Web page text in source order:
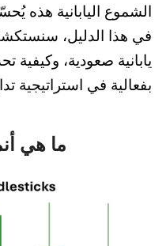
الشموع اليابانية هذه
يابانية صعودية، وكيفية
بفعالية في استراتيجية
ما هي